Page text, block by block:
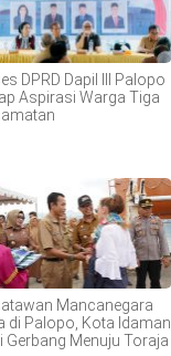
DPRD Dapil III Palopo
Aspirasi Warga Tiga
Mancanegara
di Palopo, Kota Idaman
Gerbang Menuju Toraja